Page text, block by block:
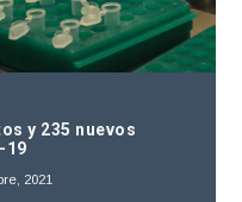
y 235 nuevos
19
2021